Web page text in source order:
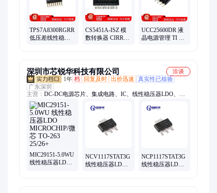
TPS7A8300RGRR
低压差线性稳压
CS5451A-ISZ 模
数转换器 CIRRUS
UCC25600DR 液
晶电源管理 TI 封
深圳市芯锐华科技有限公司
洽谈
1年 档 回复及时 出价迅速
真实性已核验
广东深圳
主营： DC-DC电源芯片、集成电路、IC、线性稳压器LDO、
MOS管、IGBT、贴片电容
MIC29151-5.0WU
线性稳压器LDO
NCV1117STAT3G
线性稳压器LDO
NCP1117STAT3G
线性稳压器LDO